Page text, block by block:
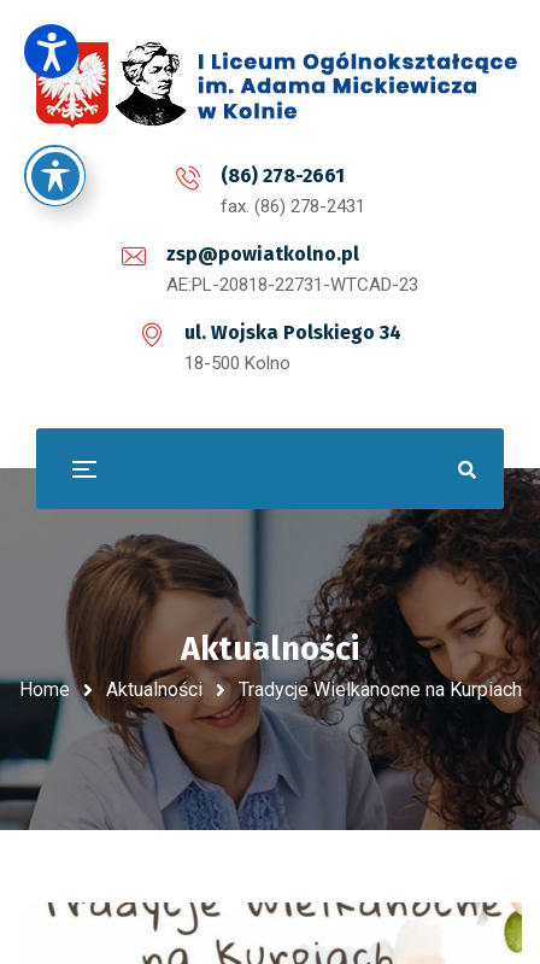
(86) 278-2661
fax. (86) 278-2431
zsp@powiatkolno.pl
AE:PL-20818-22731-WTCAD-23
ul. Wojska Polskiego 34
18-500 Kolno
Aktualności
Home Aktualności Tradycje Wielkanocne na Kurpiach